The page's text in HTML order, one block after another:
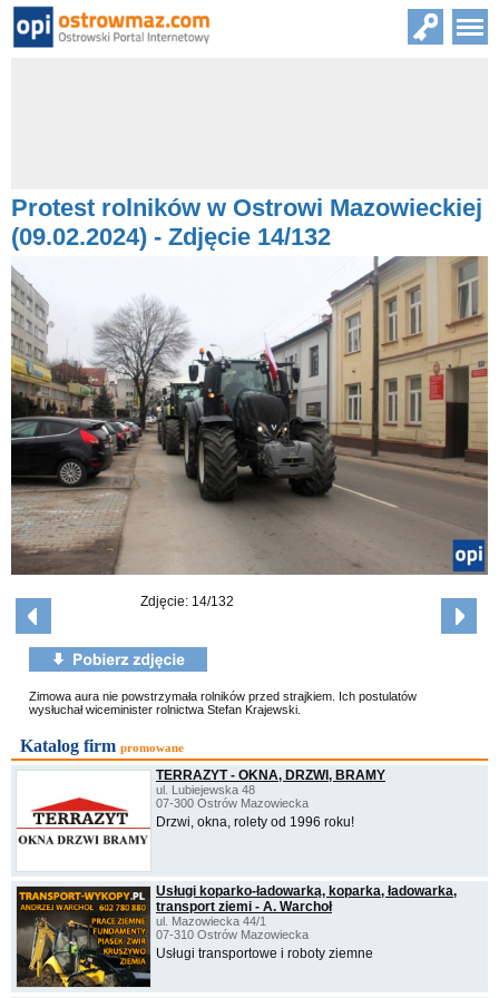
Protest rolników w Ostrowi Mazowieckiej
(09.02.2024) - Zdjęcie 14/132
Zdjęcie: 14/132
Zimowa aura nie powstrzymała rolników przed strajkiem. Ich postulatów
wysłuchał wiceminister rolnictwa Stefan Krajewski.
Katalog firm promowane
TERRAZYT - OKNA, DRZWI, BRAMY
ul. Lubiejewska 48
07-300 Ostrów Mazowiecka
Drzwi, okna, rolety od 1996 roku!
Usługi koparko-ładowarką, koparka, ładowarka,
transport ziemi - A. Warchoł
ul. Mazowiecka 44/1
07-310 Ostrów Mazowiecka
Usługi transportowe i roboty ziemne